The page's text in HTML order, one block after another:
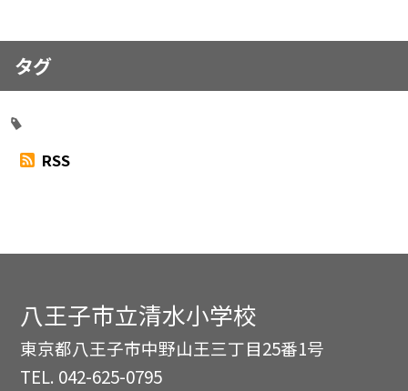
タグ
RSS
八王子市立清水小学校
東京都八王子市中野山王三丁目25番1号
TEL. 042-625-0795